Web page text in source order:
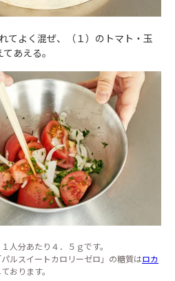
てよく混ぜ、（１）のトマト・玉
あえる。
人分あたり４．５ｇです。
ルスイートカロリーゼロ」の糖質はロカ
おります。